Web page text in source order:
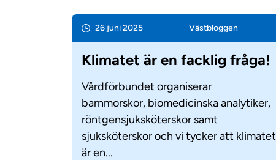
26 juni 2025 Väst­bloggen
Klimatet är en facklig fråga!
Vårdförbundet organiserar
barnmorskor, biomedicinska analytiker,
röntgensjuksköterskor samt
sjuksköterskor och vi tycker att klimatet
är en...